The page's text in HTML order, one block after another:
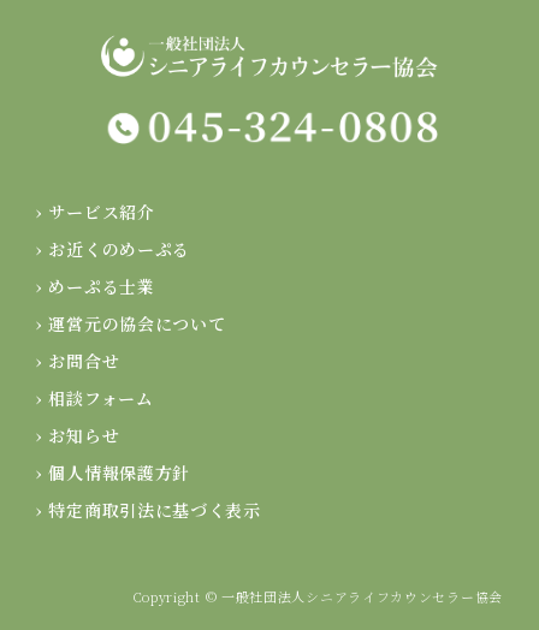
› サービス紹介
› お近くのめーぷる
› めーぷる士業
› 運営元の協会について
› お問合せ
› 相談フォーム
› お知らせ
› 個人情報保護方針
› 特定商取引法に基づく表示
Copyright © 一般社団法人シニアライフカウンセラー協会